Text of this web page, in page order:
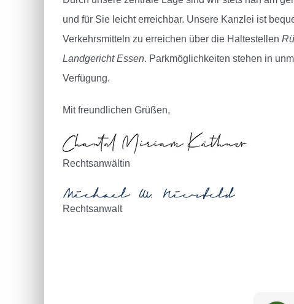
und für Sie leicht erreichbar. Unsere Kanzlei ist
Verkehrsmitteln zu erreichen über die Haltestellen
Landgericht Essen. Parkmöglichkeiten stehen in
Verfügung.
Mit freundlichen Grüßen,
Rechtsanwältin
Rechtsanwalt